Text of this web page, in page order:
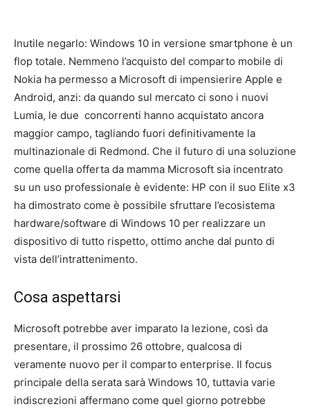
Inutile negarlo: Windows 10 in versione smartphone è un
flop totale. Nemmeno l’acquisto del comparto mobile di
Nokia ha permesso a Microsoft di impensierire Apple e
Android, anzi: da quando sul mercato ci sono i nuovi
Lumia, le due concorrenti hanno acquistato ancora
maggior campo, tagliando fuori definitivamente la
multinazionale di Redmond. Che il futuro di una soluzione
come quella offerta da mamma Microsoft sia incentrato
su un uso professionale è evidente: HP con il suo Elite x3
ha dimostrato come è possibile sfruttare l’ecosistema
hardware/software di Windows 10 per realizzare un
dispositivo di tutto rispetto, ottimo anche dal punto di
vista dell’intrattenimento.
Cosa aspettarsi
Microsoft potrebbe aver imparato la lezione, così da
presentare, il prossimo 26 ottobre, qualcosa di
veramente nuovo per il comparto enterprise. Il focus
principale della serata sarà Windows 10, tuttavia varie
indiscrezioni affermano come quel giorno potrebbe